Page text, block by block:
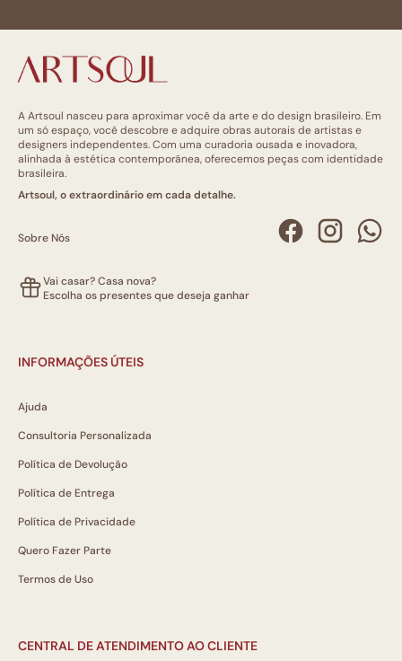
A Artsoul nasceu para aproximar você da arte e do design brasileiro. Em
um só espaço, você descobre e adquire obras autorais de artistas e
designers independentes. Com uma curadoria ousada e inovadora,
alinhada à estética contemporânea, oferecemos peças com identidade
brasileira.
Artsoul, o extraordinário em cada detalhe.
Sobre Nós
Vai casar? Casa nova?
Escolha os presentes que deseja ganhar
INFORMAÇÕES ÚTEIS
Ajuda
Consultoria Personalizada
Política de Devolução
Política de Entrega
Política de Privacidade
Quero Fazer Parte
Termos de Uso
CENTRAL DE ATENDIMENTO AO CLIENTE